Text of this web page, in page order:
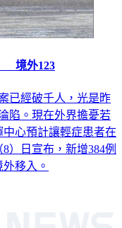
境外123
已經破千人，光是昨
陷。現在外界擔憂若
心預計讓輕症患者在
）日宣布，新增384例
移入。